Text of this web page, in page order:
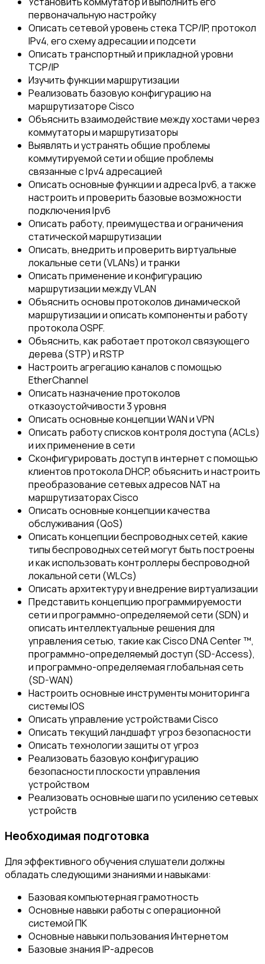
первоначальную настройку
Описать сетевой уровень стека TCP/IP, протокол
IPv4, его схему адресации и подсети
Описать транспортный и прикладной уровни
TCP/IP
Изучить функции маршрутизации
Реализовать базовую конфигурацию на
маршрутизаторе Cisco
Объяснить взаимодействие между хостами через
коммутаторы и маршрутизаторы
Выявлять и устранять общие проблемы
коммутируемой сети и общие проблемы
связанные с Ipv4 адресацией
Описать основные функции и адреса Ipv6, а также
настроить и проверить базовые возможности
подключения Ipv6
Описать работу, преимущества и ограничения
статической маршрутизации
Описать, внедрить и проверить виртуальные
локальные сети (VLANs) и транки
Описать применение и конфигурацию
маршрутизации между VLAN
Объяснить основы протоколов динамической
маршрутизации и описать компоненты и работу
протокола OSPF.
Объяснить, как работает протокол связующего
дерева (STP) и RSTP
Настроить агрегацию каналов с помощью
EtherChannel
Описать назначение протоколов
отказоустойчивости 3 уровня
Описать основные концепции WAN и VPN
Описать работу списков контроля доступа (ACLs)
и их применение в сети
Сконфигурировать доступ в интернет с помощью
клиентов протокола DHCP, объяснить и настроить
преобразование сетевых адресов NAT на
маршрутизаторах Cisco
Описать основные концепции качества
обслуживания (QoS)
Описать концепции беспроводных сетей, какие
типы беспроводных сетей могут быть построены
и как использовать контроллеры беспроводной
локальной сети (WLCs)
Описать архитектуру и внедрение виртуализации
Представить концепцию программируемости
сети и программно-определяемой сети (SDN) и
описать интеллектуальные решения для
управления сетью, такие как Cisco DNA Center ™,
программно-определяемый доступ (SD-Access),
и программно-определяемая глобальная сеть
(SD-WAN)
Настроить основные инструменты мониторинга
системы IOS
Описать управление устройствами Cisco
Описать текущий ландшафт угроз безопасности
Описать технологии защиты от угроз
Реализовать базовую конфигурацию
безопасности плоскости управления
устройством
Реализовать основные шаги по усилению сетевых
устройств
Необходимая подготовка
Для эффективного обучения слушатели должны
обладать следующими знаниями и навыками:
Базовая компьютерная грамотность
Основные навыки работы с операционной
системой ПК
Основные навыки пользования Интернетом
Базовые знания IP-адресов